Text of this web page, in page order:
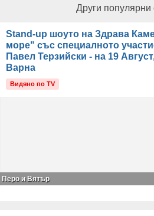
Други
Stand-up шоуто на Здрава
море" със специалното
Павел Терзийски - на 19
Варна
Видяно по TV
Перо и Вятър